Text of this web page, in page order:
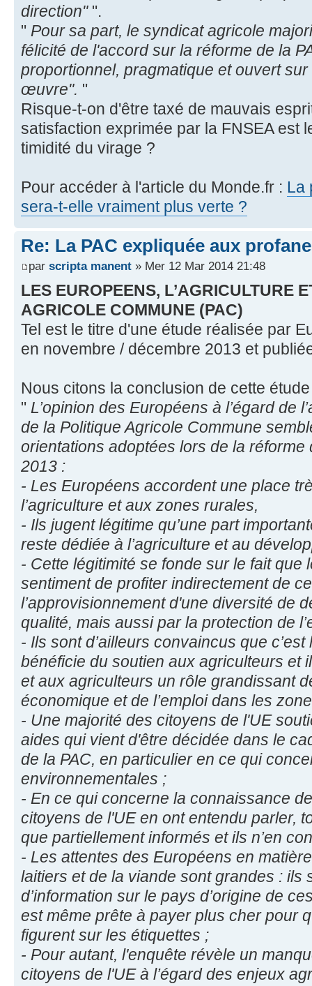
direction"".
" Pour sa part, le syndicat agricole
félicité de l'accord sur la réforme de la
proportionnel, pragmatique et ouvert
œuvre". "
Risque-t-on d'être taxé de mauvais
satisfaction exprimée par la FNSEA est
timidité du virage ?
Pour accéder à l'article du Monde.fr : La
sera-t-elle vraiment plus verte ?
Re: La PAC expliquée aux
par scripta manent » Mer 12 Mar 2014 21:48
LES EUROPEENS, L’AGRICULTURE
AGRICOLE COMMUNE (PAC)
Tel est le titre d'une étude réalisée par
en novembre / décembre 2013 et
Nous citons la conclusion de cette
" L’opinion des Européens à l’égard de
de la Politique Agricole Commune
orientations adoptées lors de la réforme
2013 :
- Les Européens accordent une place
l’agriculture et aux zones rurales,
- Ils jugent légitime qu’une part
reste dédiée à l’agriculture et au
- Cette légitimité se fonde sur le fait que
sentiment de profiter indirectement de
l’approvisionnement d'une diversité de
qualité, mais aussi par la protection de
- Ils sont d’ailleurs convaincus que
bénéficie du soutien aux agriculteurs et
et aux agriculteurs un rôle grandissant
économique et de l’emploi dans les
- Une majorité des citoyens de l'UE
aides qui vient d'être décidée dans le
de la PAC, en particulier en ce qui
environnementales ;
- En ce qui concerne la connaissance
citoyens de l'UE en ont entendu parler,
que partiellement informés et ils n’en
- Les attentes des Européens en
laitiers et de la viande sont grandes : ils
d’information sur le pays d’origine de
est même prête à payer plus cher pour
figurent sur les étiquettes ;
- Pour autant, l'enquête révèle un
citoyens de l'UE à l’égard des enjeux